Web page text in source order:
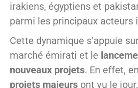
irakiens, égyptiens et
parmi les principaux acteurs
Cette dynamique s’appuie
marché émirati et le
nouveaux projets. En effet,
projets majeurs ont vu le